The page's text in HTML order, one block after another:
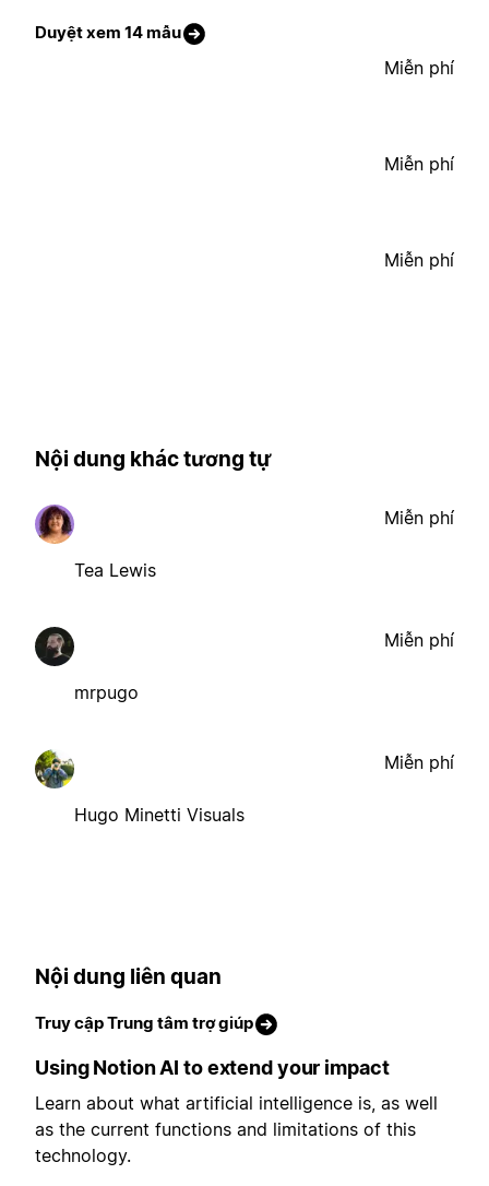
Duyệt xem 14 mẫu
Miễn phí
Miễn phí
Miễn phí
Nội dung khác tương tự
Tea Lewis
Miễn phí
mrpugo
Miễn phí
Hugo Minetti Visuals
Miễn phí
Nội dung liên quan
Truy cập Trung tâm trợ giúp
Using Notion AI to extend your impact
Learn about what artificial intelligence is, as well
as the current functions and limitations of this
technology.